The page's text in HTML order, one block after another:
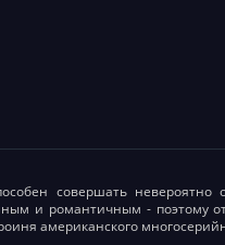
совершать
и романтичным - поэтому
американского